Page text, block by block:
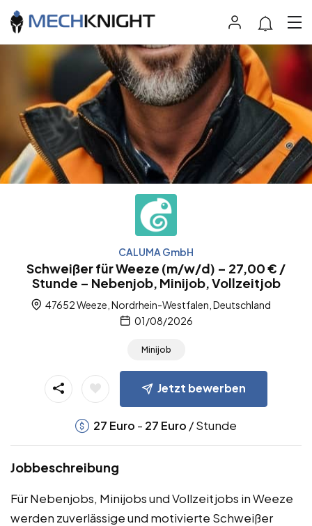
CALUMA GmbH
Schweißer für Weeze (m/w/d) – 27,00 € /
Stunde – Nebenjob, Minijob, Vollzeitjob
47652 Weeze, Nordrhein-Westfalen, Deutschland
01/08/2026
Minijob
Jetzt bewerben
27 Euro - 27 Euro / Stunde
Jobbeschreibung
Für Nebenjobs, Minijobs und Vollzeitjobs in Weeze
werden zuverlässige und motivierte Schweißer